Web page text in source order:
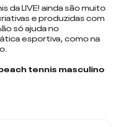
da LIVE! ainda são muito
e produzidas com
só ajuda no
esportiva, como na
tennis masculino